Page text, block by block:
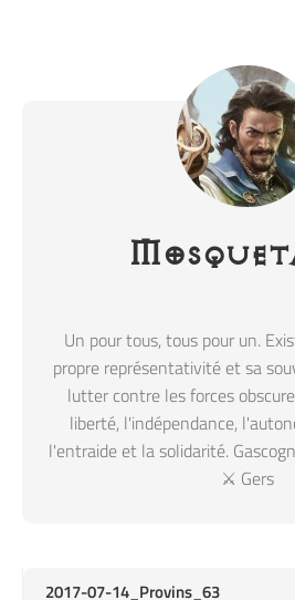
Un pour tous, tous pour un.
propre représentativité et sa
lutter contre les forces
liberté, l'indépendance,
l'entraide et la solidarité.
⚔️ Gers
2017-07-14_Provins_63